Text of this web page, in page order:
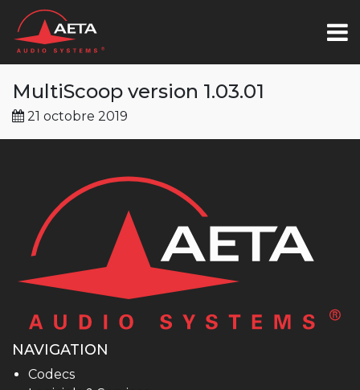
MultiScoop version 1.03.01
21 octobre 2019
NAVIGATION
Codecs